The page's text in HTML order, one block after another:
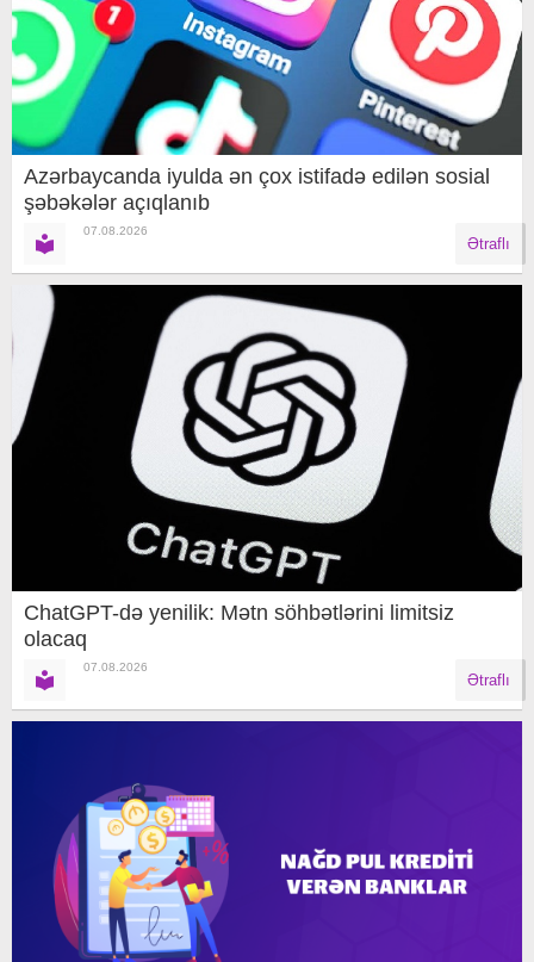
Azərbaycanda iyulda ən çox istifadə edilən sosial
şəbəkələr açıqlanıb
07.08.2026
Ətraflı
ChatGPT-də yenilik: Mətn söhbətlərini limitsiz
olacaq
07.08.2026
Ətraflı